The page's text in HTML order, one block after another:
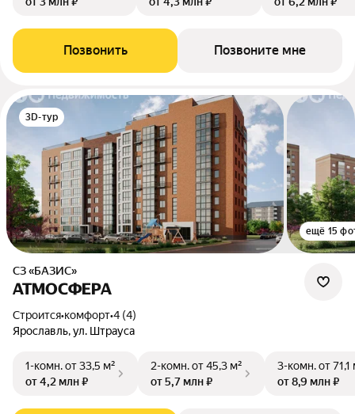
Позвонить Позвоните мне
3D-тур
ещё 15
СЗ «БАЗИС»
АТМОСФЕРА
Строится•комфорт•4 (4)
Ярославль, ул. Штрауса
1-комн.от 33,5 м²
от 4,2 млн ₽
2-комн.от 45,3 м²
от 5,7 млн ₽
3-комн.от 71,1
от 8,9 млн ₽